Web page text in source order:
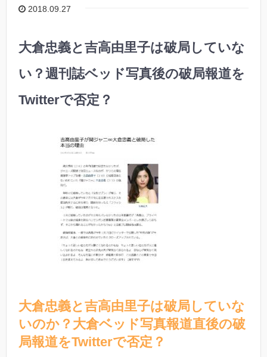
2018.09.27
大倉忠義と吉高由里子は破局していな
い？週刊誌ベッド写真後の破局報道を
Twitterで否定？
大倉忠義と吉高由里子は破局していな
いのか？大倉ベッド写真報道直後の破
局報道をTwitterで否定？